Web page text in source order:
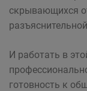
скрывающихся
И работать в
готовность к